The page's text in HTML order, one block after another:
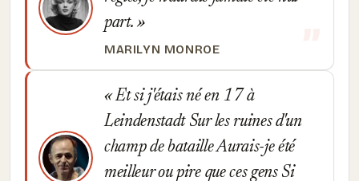
part.
MARILYN MONROE
Et si j'étais né en 17 à
Leindenstadt Sur les ruines d'un
champ de bataille Aurais-je été
meilleur ou pire que ces gens Si